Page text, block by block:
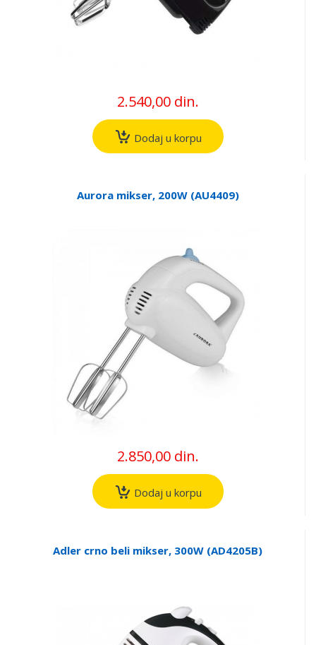
2.540,00 din.
Dodaj u korpu
Aurora mikser, 200W (AU4409)
2.850,00 din.
Dodaj u korpu
Adler crno beli mikser, 300W (AD4205B)